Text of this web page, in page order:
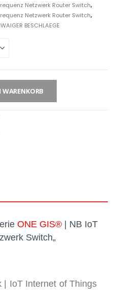
Netzwerk Router Switch,
Netzwerk Router Switch,
BESCHLAEGE
WARENKORB
ONE GIS® | NB IoT
Switch„
| IoT Internet of Things